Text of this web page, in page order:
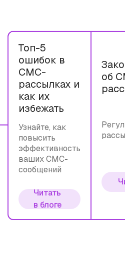
Топ-5
ошибок в
СМС-
рассылках и
как их
избежать
Узнайте, как
повысить
эффективность
ваших СМС-
сообщений
Читать
в блоге
об